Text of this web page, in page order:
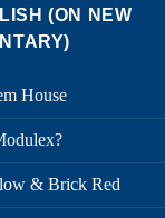
(ON NEW
House
& Brick Red